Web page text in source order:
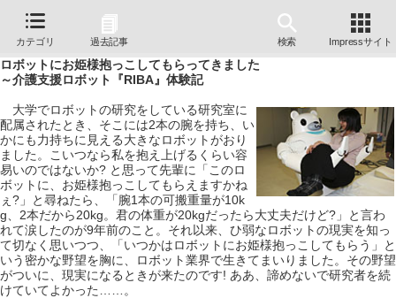
カテゴリ 過去記事 検索 Impressサイト
ロボットにお姫様抱っこしてもらってきました
～介護支援ロボット『RIBA』体験記
大学でロボットの研究をしている研究室に
配属されたとき、そこには2本の腕を持ち、い
かにも力持ちに見える大きなロボットがおり
ました。こいつなら私を抱え上げるくらい容
易いのではないか? と思って先輩に「このロ
ボットに、お姫様抱っこしてもらえますかね
ぇ?」と尋ねたら、「腕1本の可搬重量が10k
g、2本だから20kg。君の体重が20kgだったら大丈夫だけど?」と言わ
れて涙したのが9年前のこと。それ以来、ひ弱なロボットの現実を知っ
て切なく思いつつ、「いつかはロボットにお姫様抱っこしてもらう」と
いう密かな野望を胸に、ロボット業界で生きてまいりました。その野望
がついに、現実になるときが来たのです! ああ、諦めないで研究者を続
けていてよかった……。